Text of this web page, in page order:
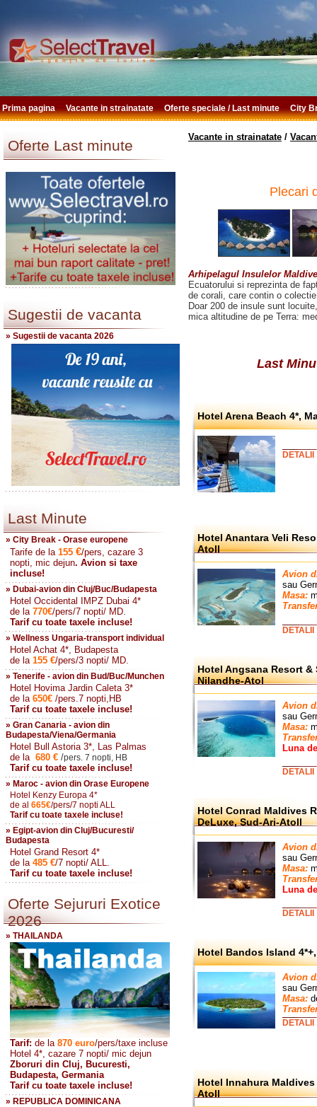
Prima pagina Vacante in strainatate Oferte speciale / Last minute City
Oferte Last minute
Sugestii de vacanta
» Sugestii de vacanta 2026
Last Minute
» City Break - Orase europene
Tarife de la 155 €/pers, cazare 3
nopti, mic dejun. Avion si taxe
incluse!
» Dubai-avion din Cluj/Buc/Budapesta
Hotel Occidental IMPZ Dubai 4*
de la 770€/pers/7 nopti/ MD.
Tarif cu toate taxele incluse!
» Wellness Ungaria-transport individual
Hotel Achat 4*, Budapesta
de la 155 €/pers/3 nopti/ MD.
» Tenerife - avion din Bud/Buc/Munchen
Hotel Hovima Jardin Caleta 3*
de la 650€ /pers.7 nopti,HB
Tarif cu toate taxele incluse!
» Gran Canaria - avion din
Budapesta/Viena/Germania
Hotel Bull Astoria 3*, Las Palmas
de la 680 € /pers. 7 nopti, HB
Tarif cu toate taxele incluse!
» Maroc - avion din Orase Europene
Hotel Kenzy Europa 4*
de al 665€/pers/7 nopti ALL
Tarif cu toate taxele incluse!
» Egipt-avion din Cluj/Bucuresti/
Budapesta
Hotel Grand Resort 4*
de la485 €/7 nopti/ ALL.
Tarif cu toate taxele incluse!
Oferte Sejururi Exotice
2026
» THAILANDA
Tarif: de la 870 euro/pers/taxe incluse
Hotel 4*, cazare 7 nopti/ mic dejun
Zboruri din Cluj, Bucuresti,
Budapesta, Germania
Tarif cu toate taxele incluse!
» REPUBLICA DOMINICANA
Vacante in strainatate /
Plecari
Arhipelagul Insulelor Maldive
Ecuatorului si reprezinta de
de corali, care contin o
Doar 200 de insule sunt
mica altitudine de pe Terra:
Last
Hotel Arena Beach 4*,
DETALII
Hotel Anantara Veli
Atoll
Avion
sau
Masa:
DETALII
Hotel Angsana Resort &
Nilandhe-Atol
Avion
sau
Masa:
Luna
DETALII
Hotel Conrad Maldives
DeLuxe, Sud-Ari-Atoll
Avion
sau
Masa:
Luna
DETALII
Hotel Bandos Island
Avion
sau
Masa:
DETALII
Hotel Innahura
Atoll